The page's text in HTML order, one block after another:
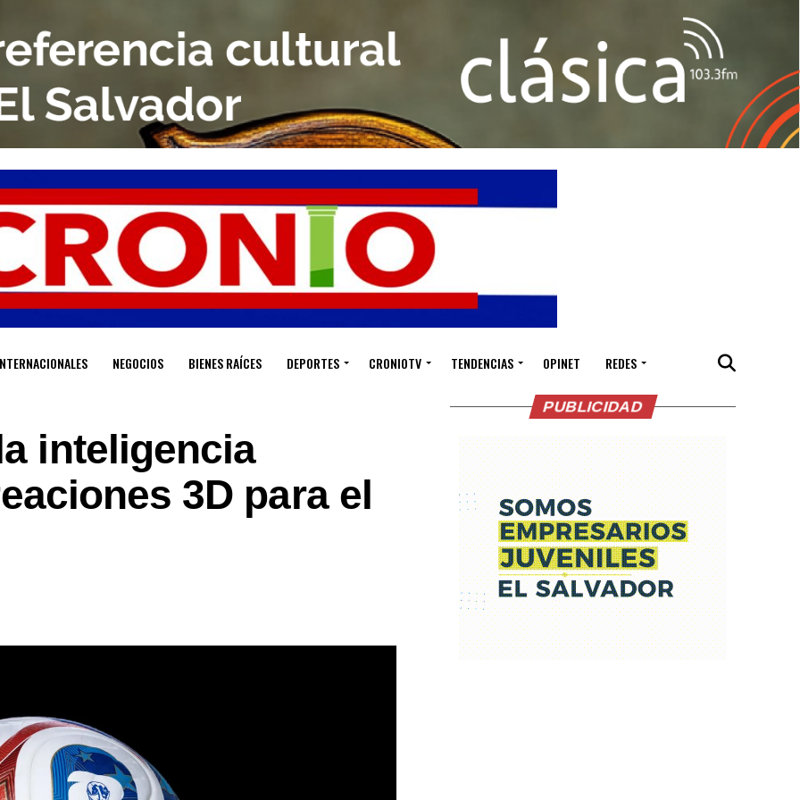
NEGOCIOS BIENES RAÍCES DEPORTES CRONIOTV TENDENCIAS OPINET REDES
inteligencia
3D para el
PUBLICIDAD